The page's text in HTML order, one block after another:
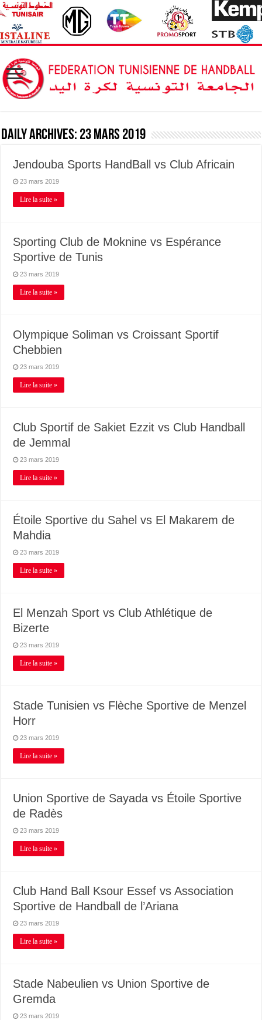
Daily Archives: 23 mars 2019
Jendouba Sports HandBall vs Club Africain
23 mars 2019
Lire la suite »
Sporting Club de Moknine vs Espérance
Sportive de Tunis
23 mars 2019
Lire la suite »
Olympique Soliman vs Croissant Sportif
Chebbien
23 mars 2019
Lire la suite »
Club Sportif de Sakiet Ezzit vs Club Handball
de Jemmal
23 mars 2019
Lire la suite »
Étoile Sportive du Sahel vs El Makarem de
Mahdia
23 mars 2019
Lire la suite »
El Menzah Sport vs Club Athlétique de
Bizerte
23 mars 2019
Lire la suite »
Stade Tunisien vs Flèche Sportive de Menzel
Horr
23 mars 2019
Lire la suite »
Union Sportive de Sayada vs Étoile Sportive
de Radès
23 mars 2019
Lire la suite »
Club Hand Ball Ksour Essef vs Association
Sportive de Handball de l’Ariana
23 mars 2019
Lire la suite »
Stade Nabeulien vs Union Sportive de
Gremda
23 mars 2019